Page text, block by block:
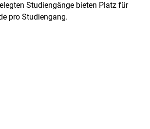
Studiengänge bieten Platz für
pro Studiengang.